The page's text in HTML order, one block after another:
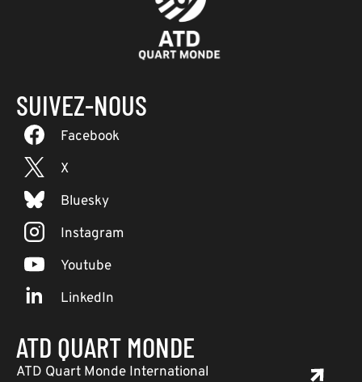
SUIVEZ-NOUS
Facebook
X
Bluesky
Instagram
Youtube
LinkedIn
ATD QUART MONDE
ATD Quart Monde International